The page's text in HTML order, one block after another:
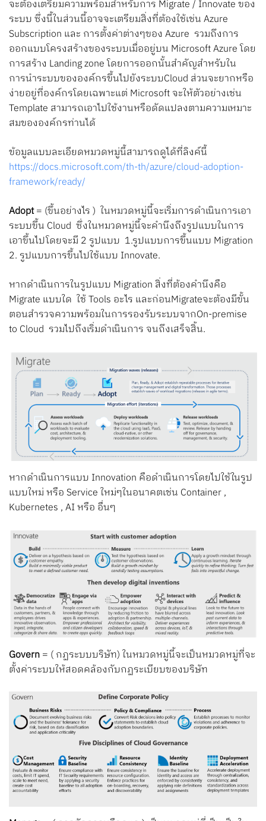
จะต้องเตรียมความพร้อมสำหรับการ Migrate / Innovate ของ
ระบบ ซึ่งนี้ในส่วนนี้อาจจะเตรียมสิ่งที่ต้องใช้เช่น Azure
Subscription และ การตั้งค่าต่างๆของ Azure รวมถึงการ
ออกแบบโครงสร้างของระบบเมื่ออยู่บน Microsoft Azure โดย
การสร้าง Landing zone โดยการออกนั้นสำคัญสำหรับใน
การนำระบบขององค์กรขึ้นไปยังระบบCloud ส่วนจะยากหรือ
ง่ายอยู่ที่องค์กรโดยเฉพาะแต่ Microsoft จะให้ตัวอย่างเช่น
Template สามารถเอาไปใช้งานหรือดัดแปลงตามความเหมาะ
สมขององค์กรท่านได้
ข้อมูลแบบละเอียดหมวดหมู่นี้สามารถดูได้ที่ลิงค์นี้
https://docs.microsoft.com/th-th/azure/cloud-adoption-
framework/ready/
Adopt= (ขึ้นอย่างไร ) ในหมวดหมู่นี้จะเริ่มการดำเนินการเอา
ระบบขึ้น Cloud ซึ่งในหมวดหมู่นี้จะคำนึงถึงรูปแบบในการ
เอาขึ้นไปโดยจะมี 2 รูปแบบ 1.รูปแบบการขึ้นแบบ Migration
2. รูปแบบการขึ้นไปใช้แบบ Innovate.
หากดำเนินการในรูปแบบ Migration สิ่งที่ต้องคำนึงคือ
Migrate แบบใด ใช้ Tools อะไร และก่อนMigrateจะต้องมีขั้น
ตอนสำรวจความพร้อมในการรองรับระบบจากOn-premise
to Cloud รวมไปถึงเริ่มดำเนินการ จนถึงเสร็จสิ้น.
หากดำเนินการแบบ Innovation คือดำเนินการโดยไปใช้ในรูป
แบบใหม่ หรือ Service ใหม่ๆในอนาคตเช่น Container ,
Kubernetes , AI หรือ อื่นๆ
Govern= ( กฏระบบบริษัท) ในหมวดหมู่นี้จะเป็นหมวดหมู่ที่จะ
ตั้งค่าระบบให้สอดคล้องกับกฏระเบียบของบริษัท